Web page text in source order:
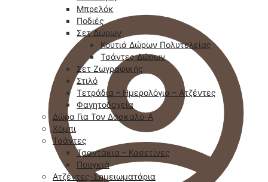
Μπρελόκ
Ποδιές
Σετ Δώρων
Κουτιά Δώρων Πολυτελείας
Τσάντες Δώρων
Σετ Ζωγραφικής
Στιλό
Τετράδια – Ημερολόγια – Ατζέντες
Φαγητοδοχεία
Δώρα Για Τον Δάσκαλο-Α
Χόμπι
Τσάντες
Τσαντάκια – Κασετίνες
Πουγκιά
Ατζέντες-Σημειωματάρια